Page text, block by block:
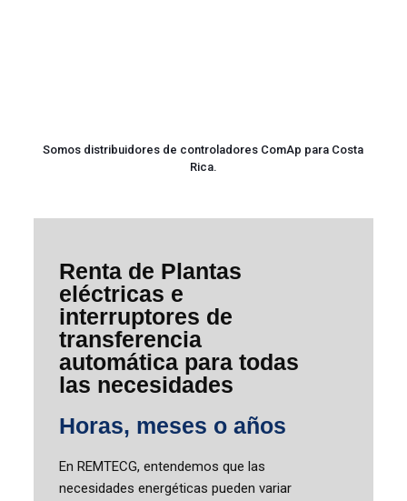
Somos distribuidores de controladores ComAp para Costa
Rica.
Renta de Plantas
eléctricas e
interruptores de
transferencia
automática para todas
las necesidades
Horas, meses o años
En REMTECG, entendemos que las
necesidades energéticas pueden variar